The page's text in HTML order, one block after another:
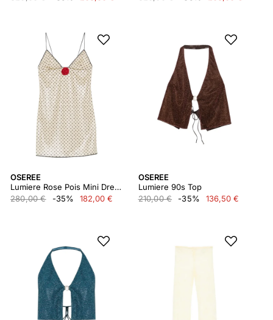
OSEREE
Lumiere Rose Pois Mini Dress
280,00 €
-35% 182,00 €
OSEREE
Lumiere 90s Top
210,00 €
-35% 136,50 €